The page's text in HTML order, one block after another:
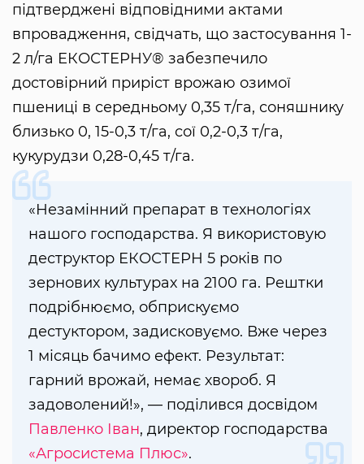
підтверджені відповідними актами
впровадження, свідчать, що застосування 1-
2 л/га ЕКОСТЕРНУ® забезпечило
достовірний приріст врожаю озимої
пшениці в середньому 0,35 т/га, соняшнику
близько 0, 15-0,3 т/га, сої 0,2-0,3 т/га,
кукурудзи 0,28-0,45 т/га.
«Незамінний препарат в технологіях
нашого господарства. Я використовую
деструктор ЕКОСТЕРН 5 років по
зернових культурах на 2100 га. Рештки
подрібнюємо, обприскуємо
дестуктором, задисковуємо. Вже через
1 місяць бачимо ефект. Результат:
гарний врожай, немає хвороб. Я
задоволений!», — поділився досвідом
Павленко Іван, директор господарства
«Агросистема Плюс».